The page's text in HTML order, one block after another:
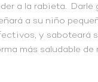
a la rabieta. Darle
a su niño
y saboteará
más saludable de